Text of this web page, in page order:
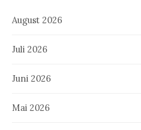
August 2026
Juli 2026
Juni 2026
Mai 2026